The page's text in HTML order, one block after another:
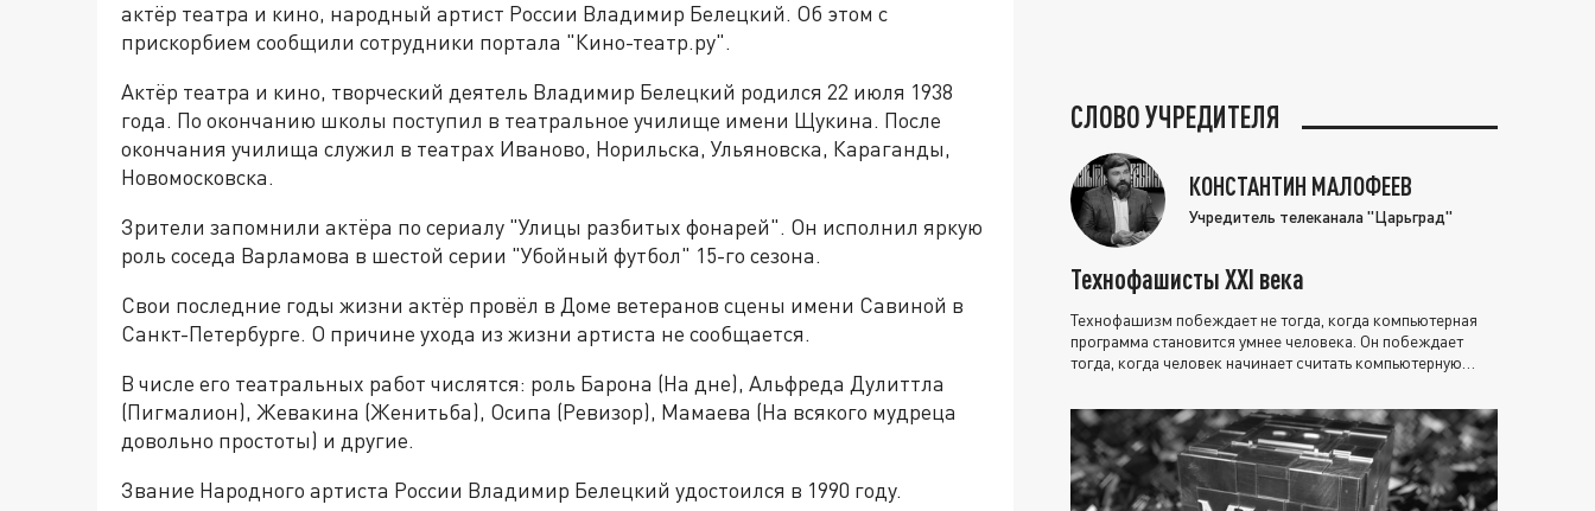
актёр театра и кино, народный артист России Владимир Белецкий. Об этом с
прискорбием сообщили сотрудники портала "Кино-театр.ру".
Актёр театра и кино, творческий деятель Владимир Белецкий родился 22 июля 1938
года. По окончанию школы поступил в театральное училище имени Щукина. После
окончания училища служил в театрах Иваново, Норильска, Ульяновска, Караганды,
Новомосковска.
Зрители запомнили актёра по сериалу "Улицы разбитых фонарей". Он исполнил яркую
роль соседа Варламова в шестой серии "Убойный футбол" 15-го сезона.
Свои последние годы жизни актёр провёл в Доме ветеранов сцены имени Савиной в
Санкт-Петербурге. О причине ухода из жизни артиста не сообщается.
В числе его театральных работ числятся: роль Барона (На дне), Альфреда Дулиттла
(Пигмалион), Жевакина (Женитьба), Осипа (Ревизор), Мамаева (На всякого мудреца
довольно простоты) и другие.
Звание Народного артиста России Владимир Белецкий удостоился в 1990 году.
СЛОВО УЧРЕДИТЕЛЯ
КОНСТАНТИН МАЛОФЕЕВ
Учредитель телеканала "Царьград"
Технофашисты XXI века
Технофашизм побеждает не тогда, когда компьютерная
программа становится умнее человека. Он побеждает
тогда, когда человек начинает считать компьютерную